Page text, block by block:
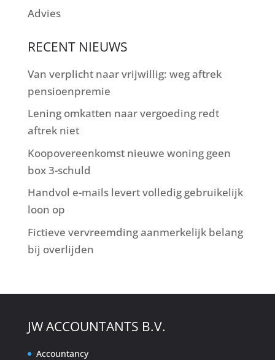
Advies
RECENT NIEUWS
Van verplicht naar vrijwillig: weg aftrek
pensioenpremie
Lening omkatten naar vergoeding redt
aftrek niet
Koopovereenkomst nieuwe woning geen
box 3-schuld
Handvol e-mails levert volledig gebruikelijk
loon op
Fictieve vervreemding aanmerkelijk belang
bij overlijden
JW ACCOUNTANTS B.V.
Accountancy